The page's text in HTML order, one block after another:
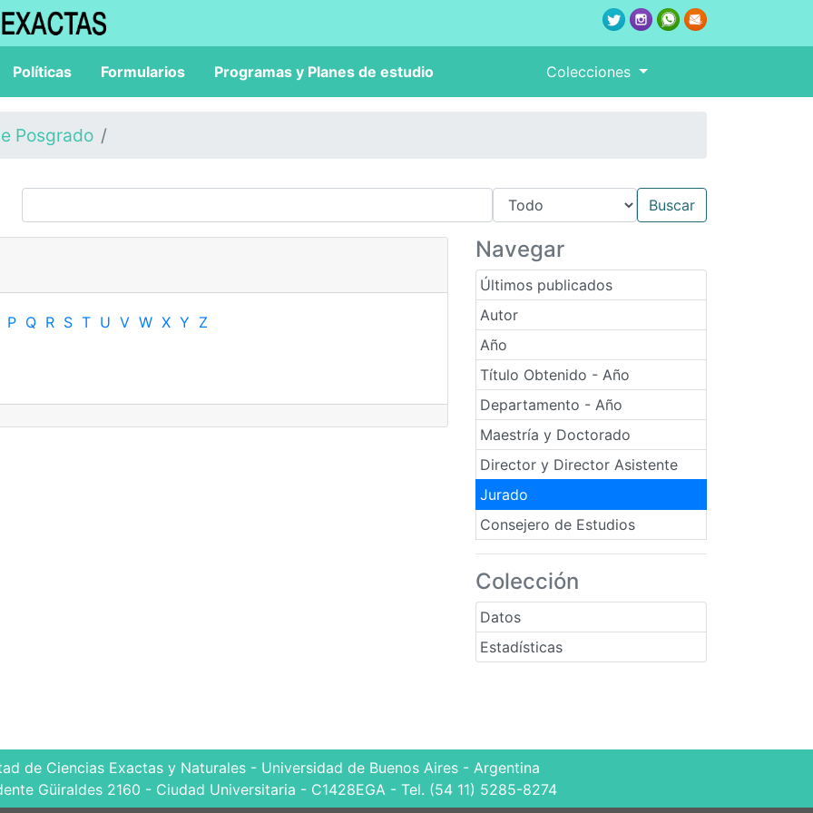
Políticas Formularios Programas y Planes de estudio Colecciones
Posgrado
Navegar
Últimos publicados
Autor
Año
Título Obtenido - Año
Departamento - Año
Maestría y Doctorado
Director y Director Asistente
Jurado
Consejero de Estudios
Colección
Datos
Estadísticas
P Q R S T U V W X Y Z
de Ciencias Exactas y Naturales - Universidad de Buenos Aires - Argentina
Güiraldes 2160 - Ciudad Universitaria - C1428EGA - Tel. (54 11) 5285-8274